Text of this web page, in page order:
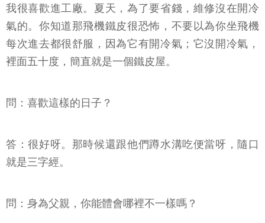
我很喜歡進工廠。夏天，為了要省錢，維修沒在開冷
氣的。你知道那飛機鐵皮很恐怖，不要以為你坐飛機
每次進去都很舒服，因為它有開冷氣；它沒開冷氣，
裡面五十度，簡直就是一個鐵皮屋。
問：喜歡這樣的日子？
答：很好呀。那時候還跟他們蹲水溝吃便當呀，隨口
就是三字經。
問：身為父親，你能體會哪裡不一樣嗎？